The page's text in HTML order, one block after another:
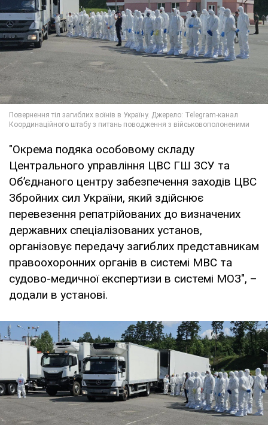
"Окрема подяка особовому складу
Центрального управління ЦВС ГШ ЗСУ та
Обʼєднаного центру забезпечення заходів ЦВС
Збройних сил України, який здійснює
перевезення репатрійованих до визначених
державних спеціалізованих установ,
організовує передачу загиблих представникам
правоохоронних органів в системі МВС та
судово-медичної експертизи в системі МОЗ", –
додали в установі.